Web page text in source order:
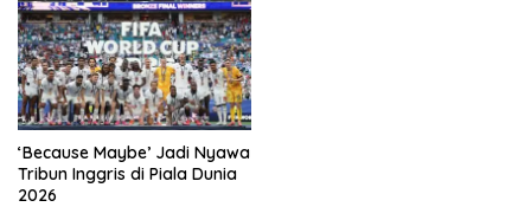
‘Because Maybe’ Jadi Nyawa
Tribun Inggris di Piala Dunia
2026